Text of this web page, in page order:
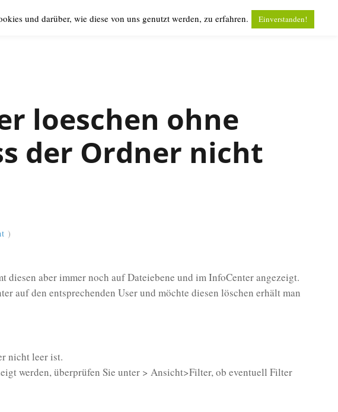
loeschen ohne
der Ordner nicht
)
diesen aber immer noch auf Dateiebene und im InfoCenter angezeigt.
auf den entsprechenden User und möchte diesen löschen erhält man
nicht leer ist.
werden, überprüfen Sie unter > Ansicht>Filter, ob eventuell Filter
und darüber, wie diese von uns genutzt werden, zu erfahren. Einverstanden!